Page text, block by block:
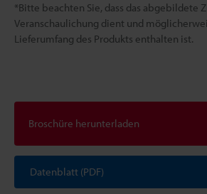
*Bitte beachten Sie, dass das abgebildete
Veranschaulichung dient und
Lieferumfang des Produkts enthalten ist.
Broschüre herunterladen
Datenblatt (PDF)